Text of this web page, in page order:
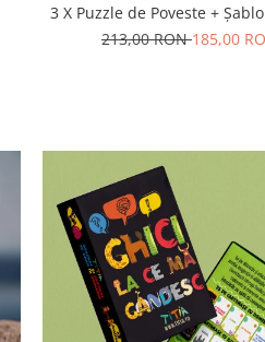
3 X Puzzle de Poveste +
213,00 RON185,00